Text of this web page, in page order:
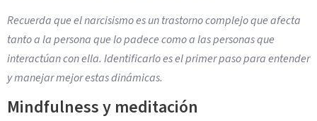
Recuerda que el narcisismo es un trastorno complejo que afecta
tanto a la persona que lo padece como a las personas que
interactúan con ella. Identificarlo es el primer paso para entender
y manejar mejor estas dinámicas.
Mindfulness y meditación